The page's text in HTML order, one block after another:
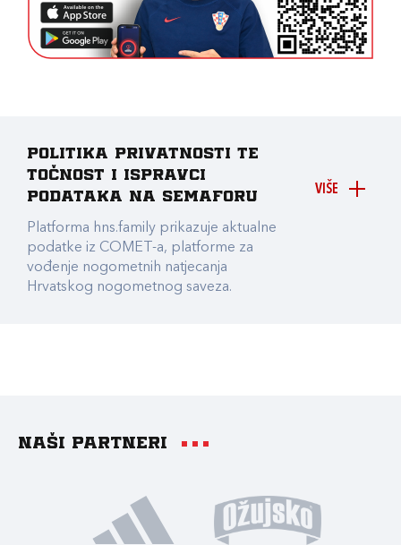
VIŠE
Politika privatnosti te
točnost i ispravci
podataka na Semaforu
Platforma hns.family prikazuje aktualne
podatke iz COMET-a, platforme za
vođenje nogometnih natjecanja
Hrvatskog nogometnog saveza.
Naši partneri